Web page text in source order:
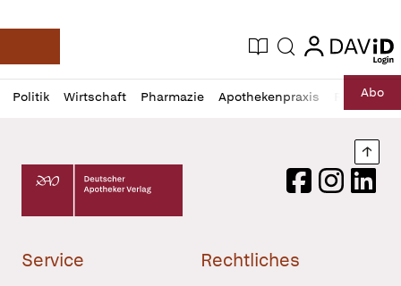
Deutsche Apotheker Zeitung
Aktuelle Ausgabe
Suche login
login
Politik Wirtschaft Pharmazie Apothekenpraxis RechtAbo
Profil
öffnen
Daz
Pur
Deutscher Apotheker Verlag Logo
FacebookInstagram
Service Rechtliches